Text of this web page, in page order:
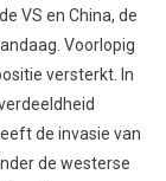
VS en China, de
Voorlopig
versterkt. In
de invasie van
de westerse